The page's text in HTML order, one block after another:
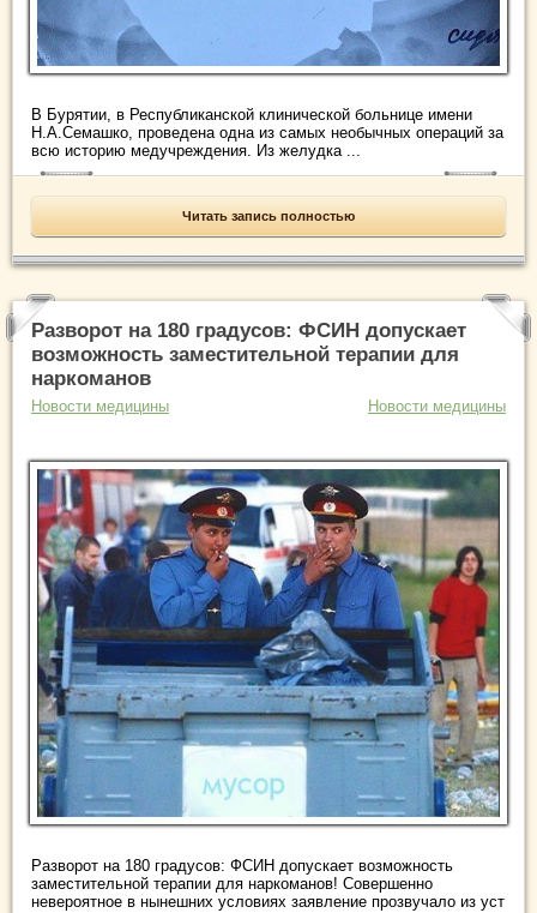
В Бурятии, в Республиканской клинической больнице имени
Н.А.Семашко, проведена одна из самых необычных операций за
всю историю медучреждения. Из желудка ...
Читать запись полностью
Разворот на 180 градусов: ФСИН допускает
возможность заместительной терапии для
наркоманов
Новости медицины Новости медицины
Разворот на 180 градусов: ФСИН допускает возможность
заместительной терапии для наркоманов! Совершенно
невероятное в нынешних условиях заявление прозвучало из уст